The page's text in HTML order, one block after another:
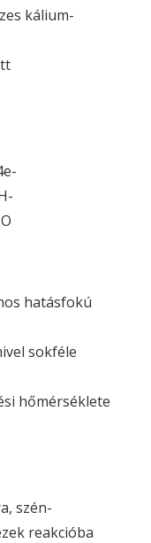
kálium-
hatásfokú
sokféle
hőmérséklete
szén-
reakcióba